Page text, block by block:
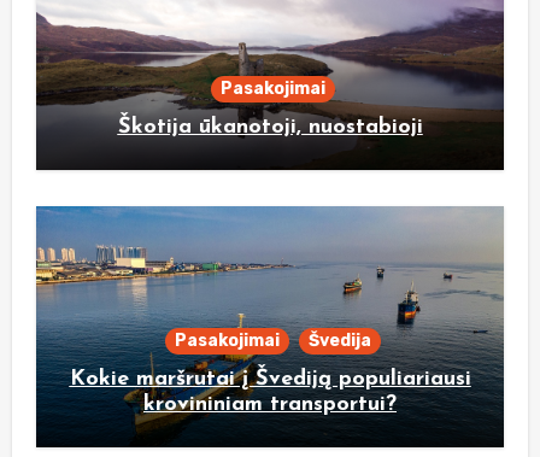
Pasakojimai
Škotija ūkanotoji, nuostabioji
Pasakojimai Švedija
Kokie maršrutai į Švediją populiariausi
krovininiam transportui?